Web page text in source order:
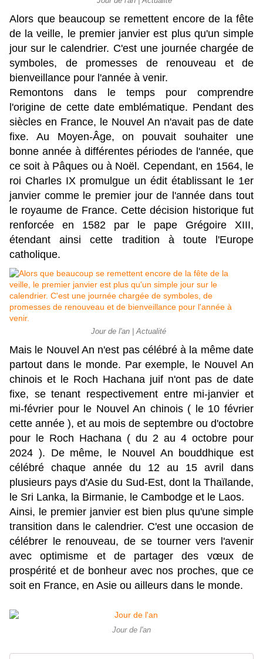
Alors que beaucoup se remettent encore de la fête
de la veille, le premier janvier est plus qu'un simple
jour sur le calendrier. C'est une journée chargée de
symboles, de promesses de renouveau et de
bienveillance pour l'année à venir.
Remontons dans le temps pour comprendre
l'origine de cette date emblématique. Pendant des
siècles en France, le Nouvel An n'avait pas de date
fixe. Au Moyen-Âge, on pouvait souhaiter une
bonne année à différentes périodes de l'année, que
ce soit à Pâques ou à Noël. Cependant, en 1564, le
roi Charles IX promulgue un édit établissant le 1er
janvier comme le premier jour de l'année dans tout
le royaume de France. Cette décision historique fut
renforcée en 1582 par le pape Grégoire XIII,
étendant ainsi cette tradition à toute l'Europe
catholique.
Jour de l'an | Actualité
Mais le Nouvel An n'est pas célébré à la même date
partout dans le monde. Par exemple, le Nouvel An
chinois et le Roch Hachana juif n'ont pas de date
fixe, se tenant respectivement entre mi-janvier et
mi-février pour le Nouvel An chinois ( le 10 février
cette année ), et au mois de septembre ou d'octobre
pour le Roch Hachana ( du 2 au 4 octobre pour
2024 ). De même, le Nouvel An bouddhique est
célébré chaque année du 12 au 15 avril dans
plusieurs pays d'Asie du Sud-Est, dont la Thaïlande,
le Sri Lanka, la Birmanie, le Cambodge et le Laos.
Ainsi, le premier janvier est bien plus qu'une simple
transition dans le calendrier. C'est une occasion de
célébrer le renouveau, de se tourner vers l'avenir
avec optimisme et de partager des vœux de
prospérité et de bonheur avec nos proches, que ce
soit en France, en Asie ou ailleurs dans le monde.
Jour de l'an